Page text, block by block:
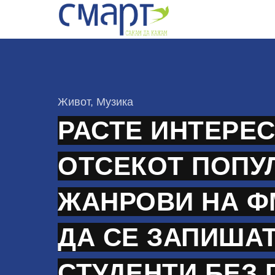
КАтегорија
Живот, Музика
РАСТЕ
ОТСЕКОТ
ЖАНРОВИ НА
ДА СЕ